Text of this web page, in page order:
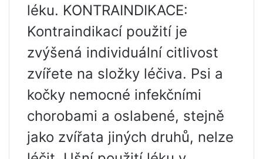
léku. KONTRAINDIKACE:
Kontraindikací použití je
zvýšená individuální citlivost
zvířete na složky léčiva. Psi a
kočky nemocné infekčními
chorobami a oslabené, stejně
jako zvířata jiných druhů, nelze